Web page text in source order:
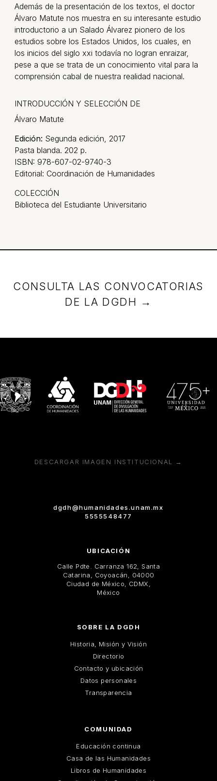
Además de la presentación de los textos, el doctor
Álvaro Matute nos muestra en su interesante estudio
introductorio a un Salado Álvarez pionero de los
estudios sobre los Estados Unidos, los cuales, en
los inicios del siglo xxi todavía no logran enraizar,
pese a que se trata de un conocimiento vital para la
comprensión cabal de nuestra realidad nacional.
INTRODUCCIÓN Y SELECCIÓN DE
Álvaro Matute
Edición: Segunda edición, 2017
Pasta blanda. 202 p.
ISBN: 978-607-02-9740-3
Editorial: Coordinación de Humanidades
COLECCIÓN
Biblioteca del Estudiante Universitario
CONSULTA LAS CONVOCATORIAS
DE LA DGDH →
DESCARGAR IMAGEN INSTITUCIONAL →
dgdh@humanidades.unam.mx
5555548477
UBICACIÓN
Calle Pdte. Carranza 162, Santa
Catarina, Coyoacán, 04000
Ciudad de México, CDMX,
México
SOBRE LA DGDH
Historia, Misión y Visión
Directorio
Contacto y ubicación
Datos personales
Transparencia
COMUNIDAD
Educación continua
Casa de las Humanidades
Libros de Humanidades